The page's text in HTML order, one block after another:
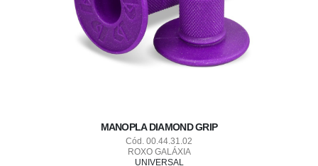
MANOPLA DIAMOND GRIP
Cód. 00.44.31.02
ROXO GALÁXIA
UNIVERSAL